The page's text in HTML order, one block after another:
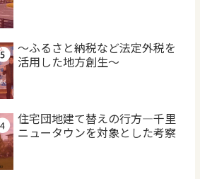
～ふるさと納税など法定外税を
活用した地方創生～
住宅団地建て替えの行方―千里
ニュータウンを対象とした考察